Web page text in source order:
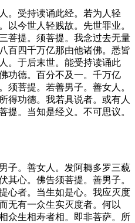
。受持读诵此经。若为人轻
以今世人轻贱故。先世罪业。
菩提。须菩提。我念过去无量
百四千万亿那由他诸佛。悉皆
。于后末世。能受持读诵此
功德。百分不及一。千万亿
须菩提。若善男子。善女人。
得功德。我若具说者。或有人
提。当知是经义。不可思议。
子。善女人。发阿耨多罗三藐
其心。佛告须菩提。善男子。
心者。当生如是心。我应灭度
无有一众生实灭度者。何以
众生相寿者相。即非菩萨。所